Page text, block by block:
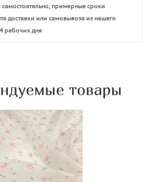
самостоятельно, примерные сроки
доставки или самовывоза из нашего
рабочих дня
товары